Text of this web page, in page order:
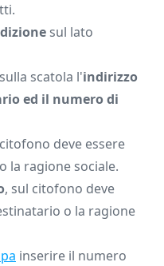
sul lato
scatola l'indirizzo
ed il numero di
deve essere
la ragione sociale.
, sul citofono deve
o la ragione
inserire il numero